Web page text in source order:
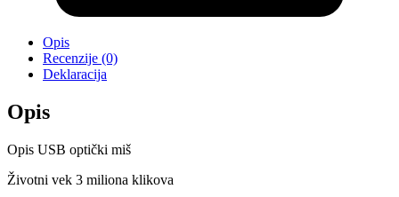
Opis
Recenzije (0)
Deklaracija
Opis
Opis USB optički miš
Životni vek 3 miliona klikova